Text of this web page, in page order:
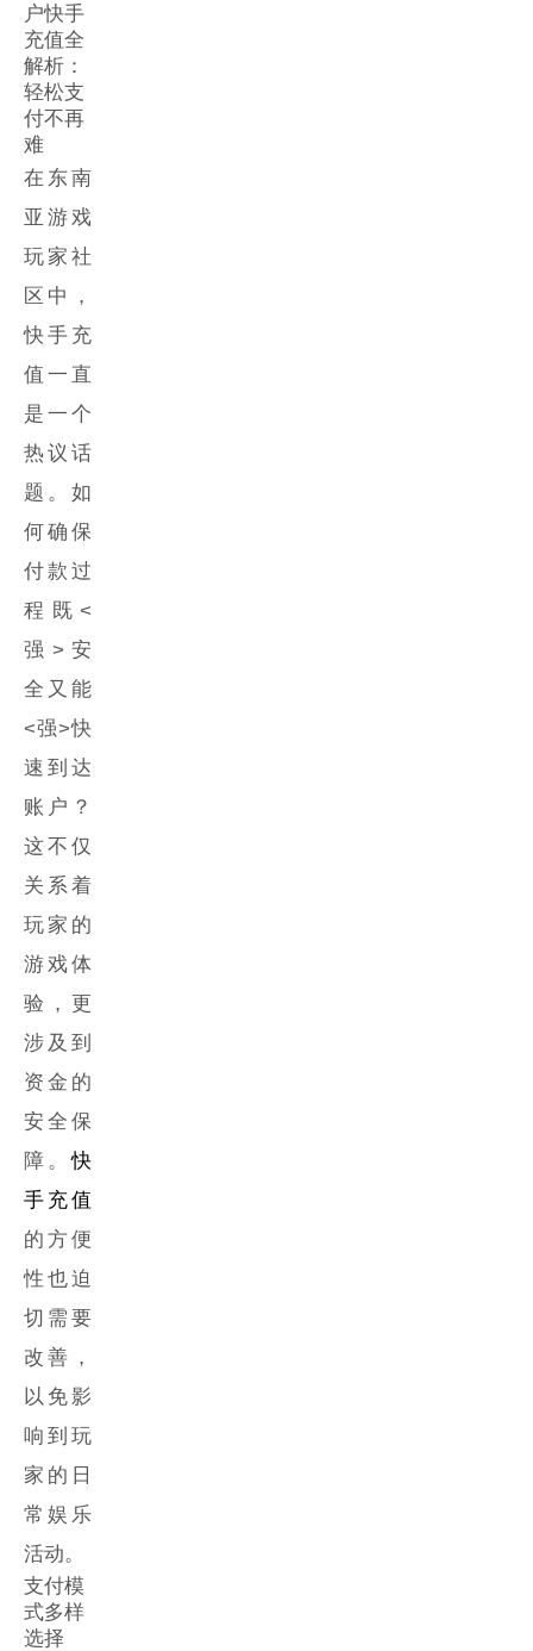
户快手
充值全
解析：
轻松支
付不再
难
在东南
亚游戏
玩家社
区中，
快手充
值一直
是一个
热议话
题。如
何确保
付款过
程既<
强>安
全 又能
<强>快
速到达
账户？
这不仅
关系着
玩家的
游戏体
验，更
涉及到
资金的
安全保
障。快
手充值
的方便
性也迫
切需要
改善，
以免影
响到玩
家的日
常娱乐
活动。
支付模
式多样
选择